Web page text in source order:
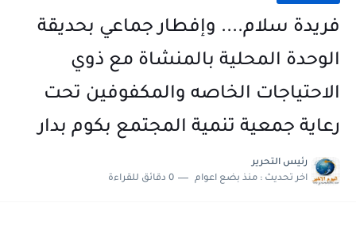
فريدة سلام.... وإفطار جماعي بحديقة
الوحدة المحلية بالمنشاة مع ذوي
الاحتياجات الخاصه والمكفوفين تحت
رعاية جمعية تنمية المجتمع بكوم بدار
رئيس التحرير
اخر تحديث : منذ بضع اعوام 0 دقائق للقراءة